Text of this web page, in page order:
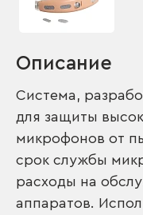
Описание
Система,
для защиты
микрофонов от
срок службы
расходы на
аппаратов.